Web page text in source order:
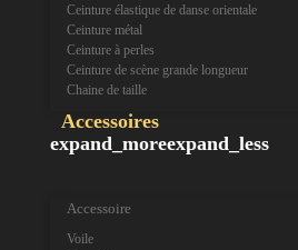
Ceinture élastique de danse orientale
Ceinture métal
Ceinture à perles
Ceinture de scène grande longueur
Chaine de taille
Accessoires
expand_moreexpand_less
Accessoire
Voile